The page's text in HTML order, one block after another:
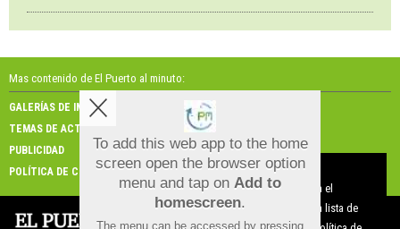
Mas contenido de El Puerto al minuto:
GALERÍAS DE IMÁGENES
GALERÍAS DE VÍDEOS
TEMAS DE ACTUALIDAD
NOSOTROS
PUBLICIDAD
CONTACTO
POLÍTICA DE COOKIES
To add this web app to the home
screen open the browser option
menu and tap on Add to
homescreen.
The menu can be accessed by pressing
Aviso sobre el Uso de cookies:
Utilizamos cookies nuestras y de terceros para el
funcionamiento del digital. Puedes consultar la lista de